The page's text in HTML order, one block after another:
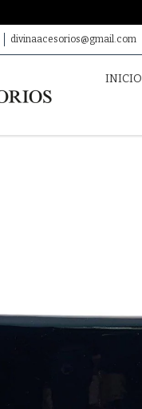
divinaacesorios@gmail.com
INICIO